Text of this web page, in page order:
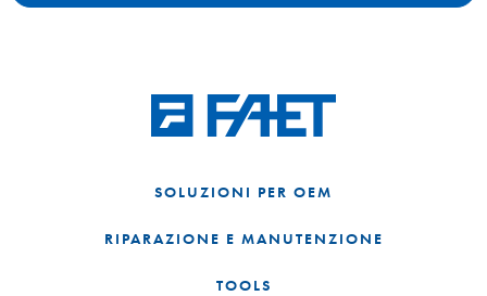
SOLUZIONI PER OEM
RIPARAZIONE E MANUTENZIONE
TOOLS